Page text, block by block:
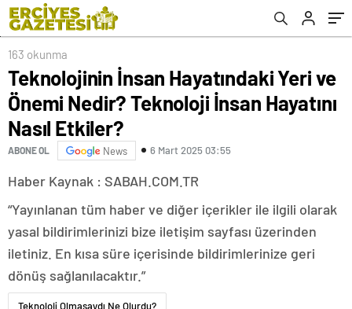
163 okunma
Teknolojinin İnsan Hayatındaki Yeri ve
Önemi Nedir? Teknoloji İnsan Hayatını
Nasıl Etkiler?
ABONE OL News 6 Mart 2025 03:55
Haber Kaynak : SABAH.COM.TR
“Yayınlanan tüm haber ve diğer içerikler ile ilgili olarak
yasal bildirimlerinizi bize iletişim sayfası üzerinden
iletiniz. En kısa süre içerisinde bildirimlerinize geri
dönüş sağlanılacaktır.”
Teknoloji Olmasaydı Ne Olurdu?